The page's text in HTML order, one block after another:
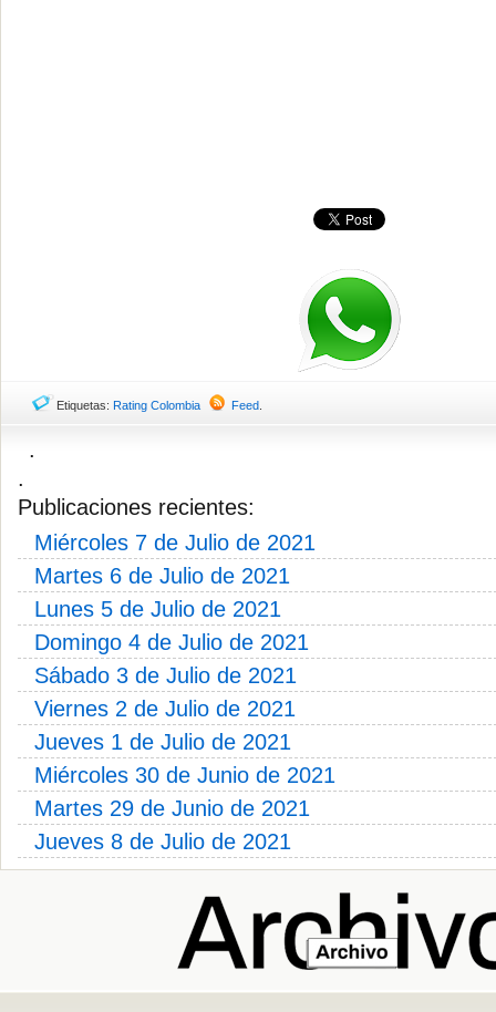
Etiquetas: Rating Colombia Feed
.
.
Publicaciones recientes:
Miércoles 7 de Julio de 2021
Martes 6 de Julio de 2021
Lunes 5 de Julio de 2021
Domingo 4 de Julio de 2021
Sábado 3 de Julio de 2021
Viernes 2 de Julio de 2021
Jueves 1 de Julio de 2021
Miércoles 30 de Junio de 2021
Martes 29 de Junio de 2021
Jueves 8 de Julio de 2021